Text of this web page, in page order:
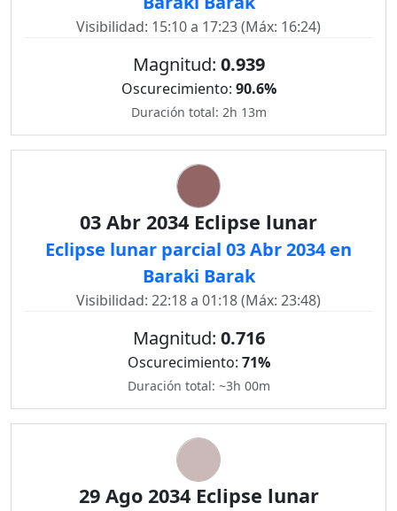
Visibilidad: 15:10 a 17:23 (Máx: 16:24)
Magnitud: 0.939
Oscurecimiento: 90.6%
Duración total: 2h 13m
03 Abr 2034 Eclipse lunar
Eclipse lunar parcial 03 Abr 2034 en
Baraki Barak
Visibilidad: 22:18 a 01:18 (Máx: 23:48)
Magnitud: 0.716
Oscurecimiento: 71%
Duración total: ~3h 00m
29 Ago 2034 Eclipse lunar